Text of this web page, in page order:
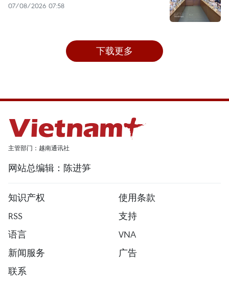
07/08/2026 07:58
下载更多
主管部门：越南通讯社
网站总编辑：陈进笋
知识产权
使用条款
RSS
支持
语言
VNA
新闻服务
广告
联系